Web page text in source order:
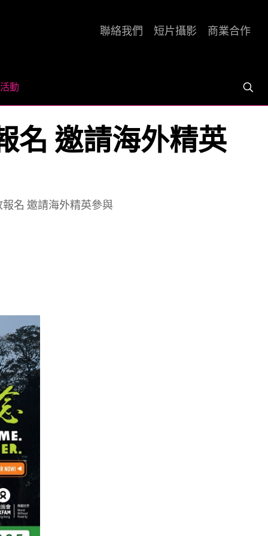
活動
聯絡我們 短片攝影 商業合作
名 邀請海外精英
名 邀請海外精英參與